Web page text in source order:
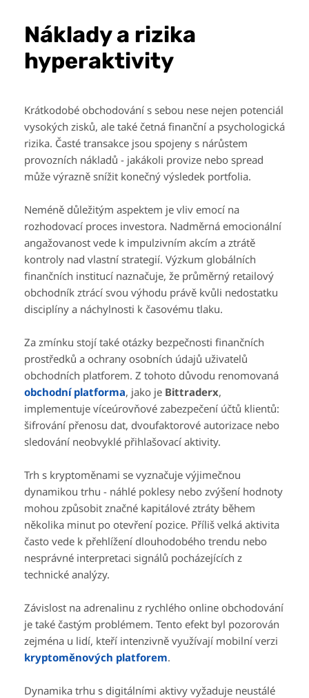
Náklady a rizika
hyperaktivity
Krátkodobé obchodování s sebou nese nejen potenciál
vysokých zisků, ale také četná finanční a psychologická
rizika. Časté transakce jsou spojeny s nárůstem
provozních nákladů - jakákoli provize nebo spread
může výrazně snížit konečný výsledek portfolia.
Neméně důležitým aspektem je vliv emocí na
rozhodovací proces investora. Nadměrná emocionální
angažovanost vede k impulzivním akcím a ztrátě
kontroly nad vlastní strategií. Výzkum globálních
finančních institucí naznačuje, že průměrný retailový
obchodník ztrácí svou výhodu právě kvůli nedostatku
disciplíny a náchylnosti k časovému tlaku.
Za zmínku stojí také otázky bezpečnosti finančních
prostředků a ochrany osobních údajů uživatelů
obchodních platforem. Z tohoto důvodu renomovaná
obchodní platforma, jako je Bittraderx,
implementuje víceúrovňové zabezpečení účtů klientů:
šifrování přenosu dat, dvoufaktorové autorizace nebo
sledování neobvyklé přihlašovací aktivity.
Trh s kryptoměnami se vyznačuje výjimečnou
dynamikou trhu - náhlé poklesy nebo zvýšení hodnoty
mohou způsobit značné kapitálové ztráty během
několika minut po otevření pozice. Příliš velká aktivita
často vede k přehlížení dlouhodobého trendu nebo
nesprávné interpretaci signálů pocházejících z
technické analýzy.
Závislost na adrenalinu z rychlého online obchodování
je také častým problémem. Tento efekt byl pozorován
zejména u lidí, kteří intenzivně využívají mobilní verzi
kryptoměnových platforem.
Dynamika trhu s digitálními aktivy vyžaduje neustálé